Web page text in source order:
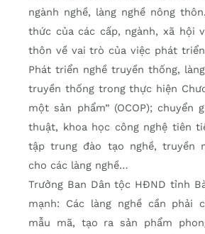
ngành nghề, làng nghề nông
thức của các cấp, ngành, xã hội
thôn về vai trò của việc phát
Phát triển nghề truyền thống,
truyền thống trong thực hiện
một sản phẩm” (OCOP); chuyển
thuật, khoa học công nghệ tiên
tập trung đào tạo nghề, truyền
cho các làng nghề…
Trưởng Ban Dân tộc HĐND tỉnh
mạnh: Các làng nghề cần phải
mẫu mã, tạo ra sản phẩm